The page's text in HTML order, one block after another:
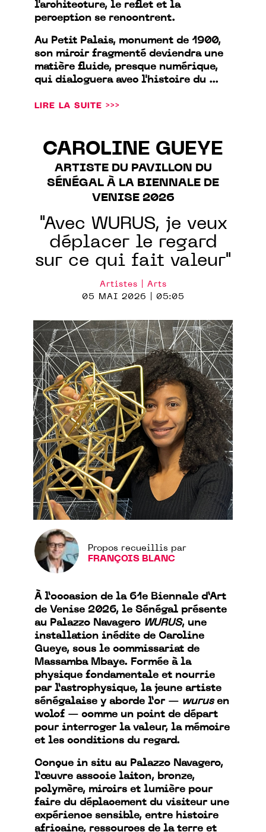
l'architecture, le reflet et la
perception se rencontrent.
Au Petit Palais, monument de 1900,
son miroir fragmenté deviendra une
matière fluide, presque numérique,
qui dialoguera avec l'histoire du ...
LIRE LA SUITE >>>
CAROLINE GUEYE
ARTISTE DU PAVILLON DU
SÉNÉGAL À LA BIENNALE DE
VENISE 2026
"Avec WURUS, je veux
déplacer le regard
sur ce qui fait valeur"
Artistes | Arts
05 MAI 2026 | 05:05
Propos recueillis par
FRANÇOIS BLANC
À l’occasion de la 61e Biennale d’Art
de Venise 2026, le Sénégal présente
au Palazzo Navagero WURUS, une
installation inédite de Caroline
Gueye, sous le commissariat de
Massamba Mbaye. Formée à la
physique fondamentale et nourrie
par l’astrophysique, la jeune artiste
sénégalaise y aborde l’or — wurusen
wolof — comme un point de départ
pour interroger la valeur, la mémoire
et les conditions du regard.
Conçue in situ au Palazzo Navagero,
l’œuvre associe laiton, bronze,
polymère, miroirs et lumière pour
faire du déplacement du visiteur une
expérience sensible, entre histoire
africaine, ressources de la terre et